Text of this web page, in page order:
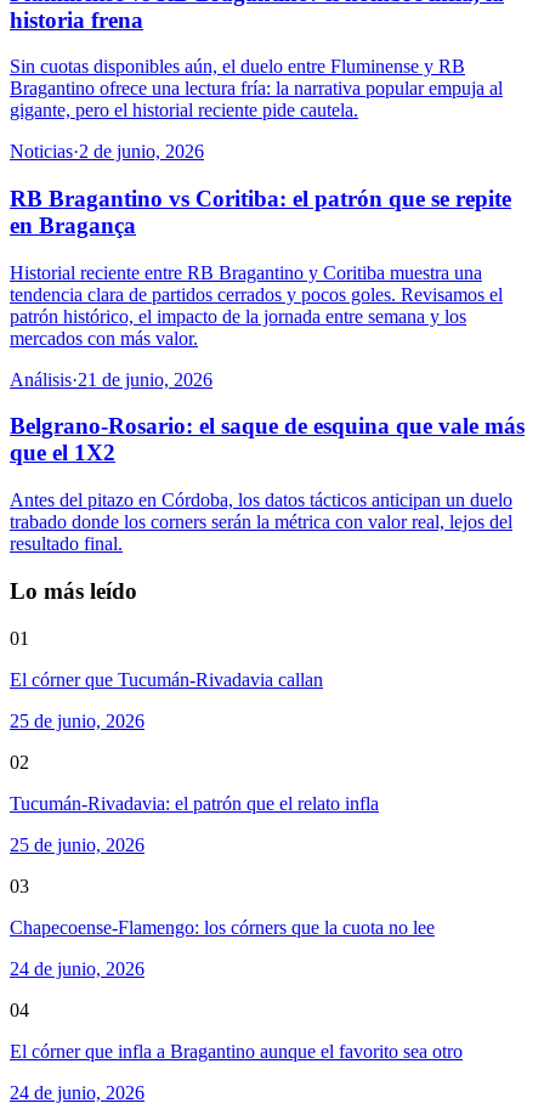
historia frena
Sin cuotas disponibles aún, el duelo entre Fluminense y RB
Bragantino ofrece una lectura fría: la narrativa popular empuja al
gigante, pero el historial reciente pide cautela.
Noticias·2 de junio, 2026
RB Bragantino vs Coritiba: el patrón que se repite
en Bragança
Historial reciente entre RB Bragantino y Coritiba muestra una
tendencia clara de partidos cerrados y pocos goles. Revisamos el
patrón histórico, el impacto de la jornada entre semana y los
mercados con más valor.
Análisis·21 de junio, 2026
Belgrano-Rosario: el saque de esquina que vale más
que el 1X2
Antes del pitazo en Córdoba, los datos tácticos anticipan un duelo
trabado donde los corners serán la métrica con valor real, lejos del
resultado final.
Lo más leído
01
El córner que Tucumán-Rivadavia callan
25 de junio, 2026
02
Tucumán-Rivadavia: el patrón que el relato infla
25 de junio, 2026
03
Chapecoense-Flamengo: los córners que la cuota no lee
24 de junio, 2026
04
El córner que infla a Bragantino aunque el favorito sea otro
24 de junio, 2026